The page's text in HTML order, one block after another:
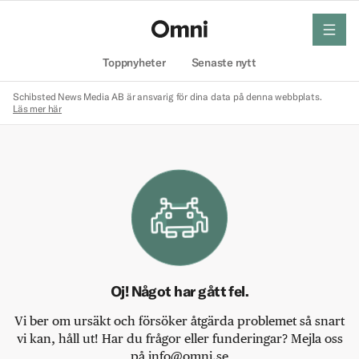
Toppnyheter Senaste nytt
meny
Schibsted News Media AB är ansvarig för dina data på denna webbplats.
Läs mer här
Oj! Något har gått fel.
Vi ber om ursäkt och försöker åtgärda problemet så snart
vi kan, håll ut! Har du frågor eller funderingar? Mejla oss